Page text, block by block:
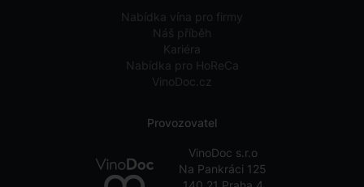
Nabídka vína pro firmy
Náš příběh
Kariéra
Nabídka pro HoReCa
VinoDoc.cz
Provozovatel
VinoDoc s.r.o
Na Pankráci 125